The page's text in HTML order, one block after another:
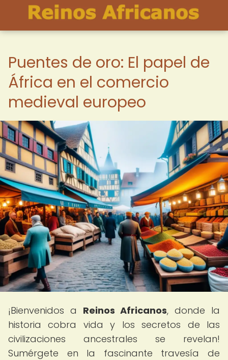
Puentes de oro: El papel de
África en el comercio
medieval europeo
¡Bienvenidos a Reinos Africanos, donde la
historia cobra vida y los secretos de las
civilizaciones ancestrales se revelan!
Sumérgete en la fascinante travesía de